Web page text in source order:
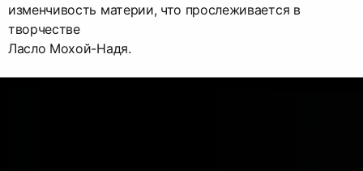
изменчивость материи, что прослеживается в
творчестве
Ласло Мохой-Надя.